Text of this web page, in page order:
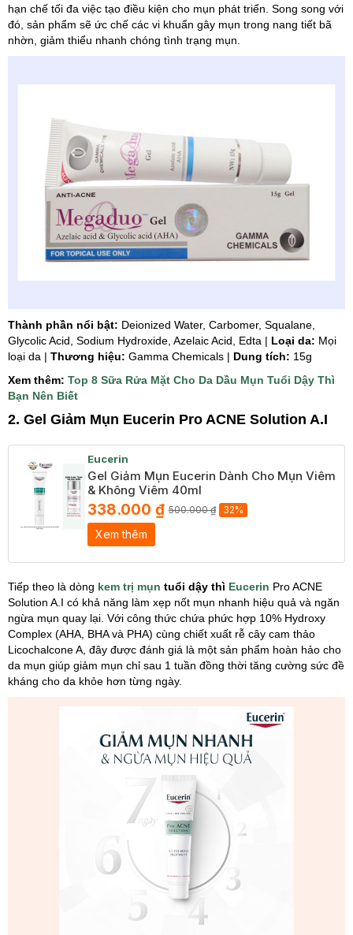
hạn chế tối đa việc tạo điều kiện cho mụn phát triển. Song song với
đó, sản phẩm sẽ ức chế các vi khuẩn gây mụn trong nang tiết bã
nhờn, giảm thiểu nhanh chóng tình trạng mụn.
Thành phần nổi bật: Deionized Water, Carbomer, Squalane,
Glycolic Acid, Sodium Hydroxide, Azelaic Acid, Edta | Loại da: Mọi
loại da | Thương hiệu: Gamma Chemicals | Dung tích: 15g
Xem thêm: Top 8 Sữa Rửa Mặt Cho Da Dầu Mụn Tuổi Dậy Thì
Bạn Nên Biết
2. Gel Giảm Mụn Eucerin Pro ACNE Solution A.I
Eucerin
Gel Giảm Mụn Eucerin Dành Cho Mụn Viêm
& Không Viêm 40ml
338.000 ₫ 500.000 ₫ 32%
Xem thêm
Tiếp theo là dòng kem trị mụn tuổi dậy thì Eucerin Pro ACNE
Solution A.I có khả năng làm xẹp nốt mụn nhanh hiệu quả và ngăn
ngừa mụn quay lại. Với công thức chứa phức hợp 10% Hydroxy
Complex (AHA, BHA và PHA) cùng chiết xuất rễ cây cam thảo
Licochalcone A, đây được đánh giá là một sản phẩm hoàn hảo cho
da mụn giúp giảm mụn chỉ sau 1 tuần đồng thời tăng cường sức đề
kháng cho da khỏe hơn từng ngày.